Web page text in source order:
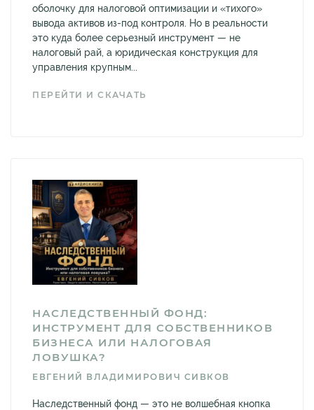
оболочку для налоговой оптимизации и «тихого»
вывода активов из-под контроля. Но в реальности
это куда более серьезный инструмент — не
налоговый рай, а юридическая конструкция для
управления крупным...
ПЕРЕЙТИ И СКАЧАТЬ
НАСЛЕДСТВЕННЫЙ ФОНД:
ИНСТРУМЕНТ ДЛЯ СОБСТВЕННИКОВ
БИЗНЕСА ИЛИ НАЛОГОВАЯ
ЛОВУШКА?
ЕВГЕНИЙ ВЛАДИМИРОВИЧ СИВКОВ
Наследственный фонд — это не волшебная кнопка